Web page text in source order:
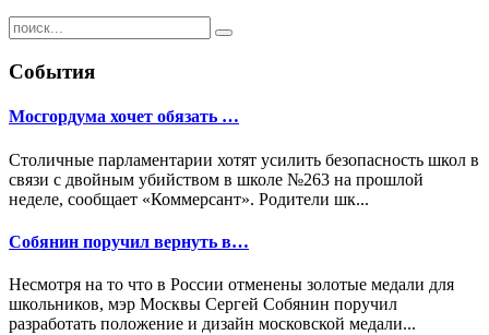
События
Мосгордума хочет обязать …
Столичные парламентарии хотят усилить безопасность школ в
связи с двойным убийством в школе №263 на прошлой
неделе, сообщает «Коммерсант». Родители шк...
Собянин поручил вернуть в…
Несмотря на то что в России отменены золотые медали для
школьников, мэр Москвы Сергей Собянин поручил
разработать положение и дизайн московской медали...